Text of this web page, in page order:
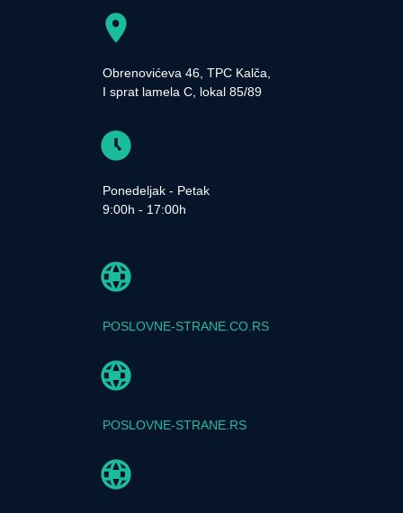
Obrenovićeva 46, TPC Kalča,
I sprat lamela C, lokal 85/89
Ponedeljak - Petak
9:00h - 17:00h
POSLOVNE-STRANE.CO.RS
POSLOVNE-STRANE.RS